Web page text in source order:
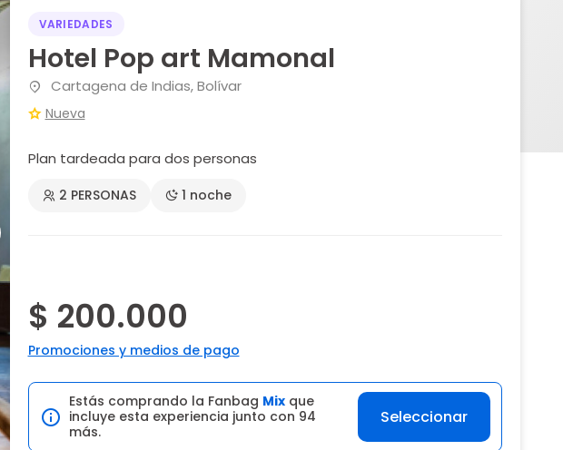
VARIEDADES
Hotel Pop art Mamonal
Cartagena de Indias, Bolívar
Nueva
Plan tardeada para dos personas
2 PERSONAS 1 noche
$ 200.000
Promociones y medios de pago
Estás comprando la Fanbag Mixque
incluye esta experiencia junto con 94
más.
Seleccionar